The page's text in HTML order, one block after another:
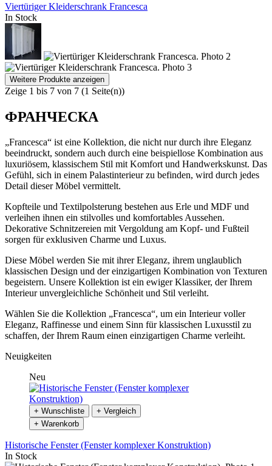
Viertüriger Kleiderschrank Francesca
In Stock
Weitere Produkte anzeigen
Zeige 1 bis 7 von 7 (1 Seite(n))
ФРАНЧЕСКА
„Francesca“ ist eine Kollektion, die nicht nur durch ihre Eleganz
beeindruckt, sondern auch durch eine beispiellose Kombination aus
luxuriösem, klassischem Stil mit Komfort und Handwerkskunst. Das
Gefühl, sich in einem Palastinterieur zu befinden, wird durch jedes
Detail dieser Möbel vermittelt.
Kopfteile und Textilpolsterung bestehen aus Erle und MDF und
verleihen ihnen ein stilvolles und komfortables Aussehen.
Dekorative Schnitzereien mit Vergoldung am Kopf- und Fußteil
sorgen für exklusiven Charme und Luxus.
Diese Möbel werden Sie mit ihrer Eleganz, ihrem unglaublich
klassischen Design und der einzigartigen Kombination von Texturen
begeistern. Unsere Kollektion ist ein ewiger Klassiker, der Ihrem
Interieur unvergleichliche Schönheit und Stil verleiht.
Wählen Sie die Kollektion „Francesca“, um ein Interieur voller
Eleganz, Raffinesse und einem Sinn für klassischen Luxusstil zu
schaffen, der Ihrem Raum einen einzigartigen Charme verleiht.
Neuigkeiten
Neu
+ Wunschliste
+ Vergleich
+ Warenkorb
Historische Fenster (Fenster komplexer Konstruktion)
In Stock